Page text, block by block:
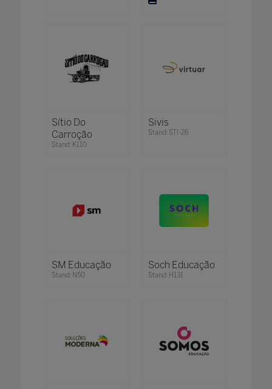
Sítio Do
Carroção
Stand: K110
Sivis
Stand: STI-26
SM Educação
Stand: N50
Soch Educação
Stand: H131